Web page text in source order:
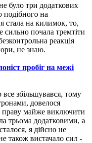
було три додаткових
подібного на
стала на килимок, то,
сильно почала тремтіти
реакція
не знаю.
пробіг на межі
збільшувався, тому
довелося
праву майже виключити
трьома додатковими, а
я дійсно не
також вистачало сил -